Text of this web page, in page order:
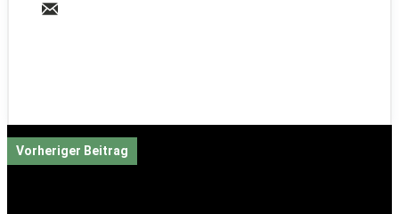
Vorheriger Beitrag